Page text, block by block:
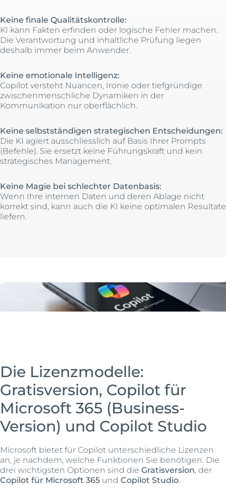
Keine finale Qualitätskontrolle:
KI kann Fakten erfinden oder logische Fehler machen.
Die Verantwortung und inhaltliche Prüfung liegen
deshalb immer beim Anwender.
Keine emotionale Intelligenz:
Copilot versteht Nuancen, Ironie oder tiefgründige
zwischenmenschliche Dynamiken in der
Kommunikation nur oberflächlich.
Keine selbstständigen strategischen Entscheidungen:
Die KI agiert ausschliesslich auf Basis Ihrer Prompts
(Befehle). Sie ersetzt keine Führungskraft und kein
strategisches Management.
Keine Magie bei schlechter Datenbasis:
Wenn Ihre internen Daten und deren Ablage nicht
korrekt sind, kann auch die KI keine optimalen Resultate
liefern.
Die Lizenzmodelle:
Gratisversion, Copilot für
Microsoft 365 (Business-
Version) und Copilot Studio
Microsoft bietet für Copilot unterschiedliche Lizenzen
an, je nachdem, welche Funktionen Sie benötigen. Die
drei wichtigsten Optionen sind die Gratisversion, der
Copilot für Microsoft 365 und Copilot Studio.